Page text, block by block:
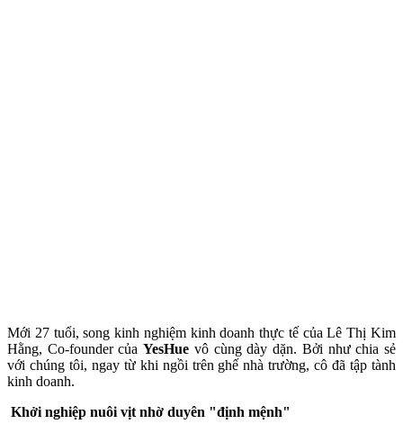
Mới 27 tuổi, song kinh nghiệm kinh doanh thực tế của Lê Thị Kim
Hằng, Co-founder củaYesHue vô cùng dày dặn. Bởi như chia sẻ
với chúng tôi, ngay từ khi ngồi trên ghế nhà trường, cô đã tập tành
kinh doanh.
Khởi nghiệp nuôi vịt nhờ duyên "định mệnh"